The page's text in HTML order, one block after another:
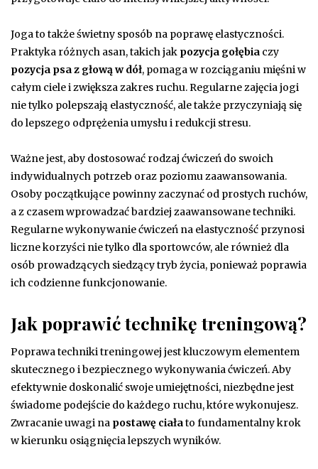
Joga to także świetny sposób na poprawę elastyczności.
Praktyka różnych asan, takich jak pozycja gołębia czy
pozycja psa z głową w dół, pomaga w rozciąganiu mięśni w
całym ciele i zwiększa zakres ruchu. Regularne zajęcia jogi
nie tylko polepszają elastyczność, ale także przyczyniają się
do lepszego odprężenia umysłu i redukcji stresu.
Ważne jest, aby dostosować rodzaj ćwiczeń do swoich
indywidualnych potrzeb oraz poziomu zaawansowania.
Osoby początkujące powinny zaczynać od prostych ruchów,
a z czasem wprowadzać bardziej zaawansowane techniki.
Regularne wykonywanie ćwiczeń na elastyczność przynosi
liczne korzyści nie tylko dla sportowców, ale również dla
osób prowadzących siedzący tryb życia, ponieważ poprawia
ich codzienne funkcjonowanie.
Jak poprawić technikę treningową?
Poprawa techniki treningowej jest kluczowym elementem
skutecznego i bezpiecznego wykonywania ćwiczeń. Aby
efektywnie doskonalić swoje umiejętności, niezbędne jest
świadome podejście do każdego ruchu, które wykonujesz.
Zwracanie uwagi na postawę ciałato fundamentalny krok
w kierunku osiągnięcia lepszych wyników.